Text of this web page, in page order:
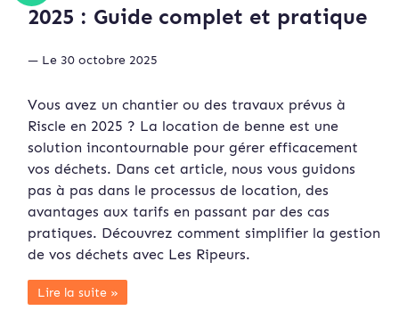
2025 : Guide complet et pratique
— Le 30 octobre 2025
Vous avez un chantier ou des travaux prévus à
Riscle en 2025 ? La location de benne est une
solution incontournable pour gérer efficacement
vos déchets. Dans cet article, nous vous guidons
pas à pas dans le processus de location, des
avantages aux tarifs en passant par des cas
pratiques. Découvrez comment simplifier la gestion
de vos déchets avec Les Ripeurs.
Lire la suite »